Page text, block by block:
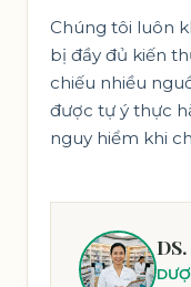
Chúng tôi luôn
bị đầy đủ kiến
chiếu nhiều
được tự ý thực
nguy hiểm khi